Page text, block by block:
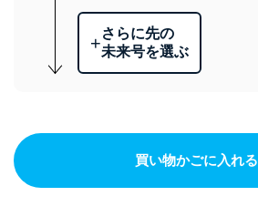
+さらに先の
未来号を選ぶ
買い物かごに入れる